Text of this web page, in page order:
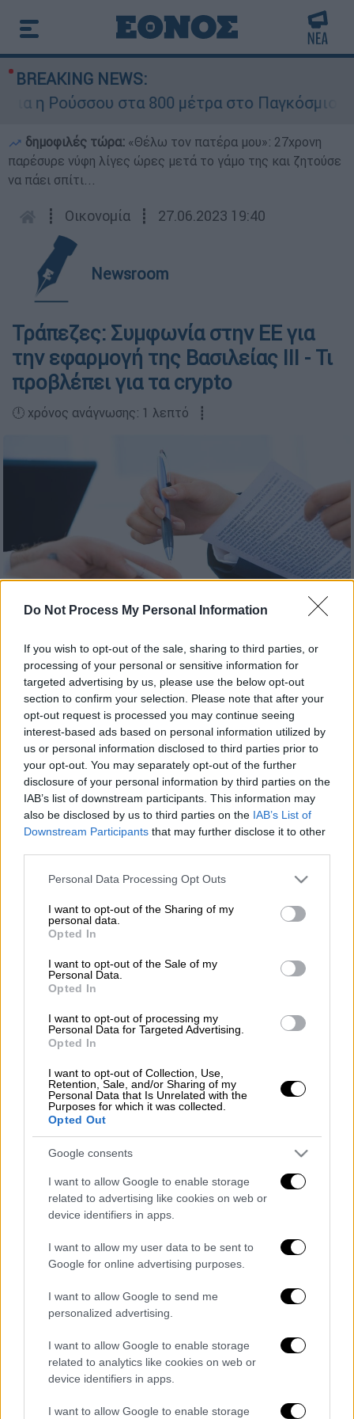
Do Not Process My Personal Information
If you wish to opt-out of the sale, sharing to third parties, or
processing of your personal or sensitive information for
targeted advertising by us, please use the below opt-out
section to confirm your selection. Please note that after your
opt-out request is processed you may continue seeing
interest-based ads based on personal information utilized by
us or personal information disclosed to third parties prior to
your opt-out. You may separately opt-out of the further
disclosure of your personal information by third parties on the
IAB’s list of downstream participants. This information may
also be disclosed by us to third parties on the IAB’s List of
Downstream Participants that may further disclose it to other
Please note that this website/app uses one or more Google
not limited to your visit or usage behaviour. You may click to
grant or deny consent to Google and its third-party tags to
use your data for below specified purposes in below Google
consent section.
Personal Data Processing Opt Outs
I want to opt-out of the Sharing of my
personal data.
Opted In
I want to opt-out of the Sale of my
Personal Data.
Opted In
I want to opt-out of processing my
Personal Data for Targeted Advertising.
Opted In
I want to opt-out of Collection, Use,
Retention, Sale, and/or Sharing of my
Personal Data that Is Unrelated with the
Purposes for which it was collected.
Opted Out
Google consents
I want to allow Google to enable storage
related to advertising like cookies on web or
device identifiers in apps.
I want to allow my user data to be sent to
Google for online advertising purposes.
I want to allow Google to send me
personalized advertising.
I want to allow Google to enable storage
related to analytics like cookies on web or
device identifiers in apps.
I want to allow Google to enable storage
BREAKING NEWS:
η Ρούσσου στα 800 μέτρα στο Παγκόσμιο
δημοφιλές τώρα: «Θέλω τον πατέρα μου»: 27χρονη
παρέσυρε νύφη λίγες ώρες μετά το γάμο της και ζητούσε
να πάει σπίτι...
┋ Οικονομία ┋ 27.06.2023 19:40
Newsroom
Τράπεζες: Συμφωνία στην ΕΕ για
την εφαρμογή της Βασιλείας ΙΙΙ - Τι
προβλέπει για τα crypto
🕛 χρόνος ανάγνωσης: 1 λεπτό ┋
Υπογραφή εγγράφων (Pixabay)
Προσθέστε το ΕΘΝΟΣ στη Google
Σε συμφωνία για την εφαρμογή της
τελευταίας δέσμης των προβλέψεων της
Βασιλεία ΙΙΙαναφορικά με τους κανόνες για
την κεφαλαιακή επάρκεια των τραπεζών
κατέληξαν οι χώρες της ΕΕ και το
Διαβάστε περισσότερα στοimerisia.gr
ΟΛΕΣ ΟΙ ΕΙΔΗΣΕΙΣ
ακύρωση εκλογής αν αποδειχθεί σχέση
με τον Κασιδιάρη; Συνταγματολόγος
εξηγεί τα πιθανά σενάρια
Δολοφονία 27χρονης Αναστάζια στην
Κω: Προφυλακιστέος ο 32χρονος
κατηγορούμενος - Τι υποστήριξε στην
απολογία του
Λουκασένκο: «Ο Πριγκόζιν βρίσκεται
στη Λευκορωσία - Σενάρια για
δολοφονία του ηγέτη της Βάγκνερ»
Σάλος με influencer που παραδέχτηκε σε
podcast ότι έχει σκοτώσει δύο γάτες -
Ανακοίνωσε ότι εγκαταλείπει το
Αστυνομικοί έσωσαν τις ζωές παιδιών:
έπνιγε μωρό στη μπανιέρα - Σκληρές
εικόνες
Τράπεζες: Πάνω από τον πήχη στα
δύσκολα stress tests του Ιουλίου - Στο
6% ο μέσος όρος των NPLs